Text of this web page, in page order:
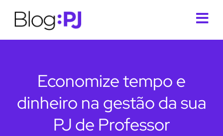
Economize tempo e
dinheiro na gestão da sua
PJ de Professor